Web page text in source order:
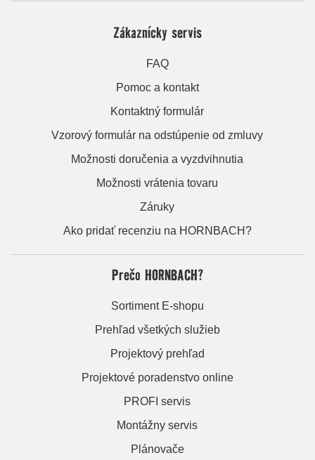
Zákaznícky servis
FAQ
Pomoc a kontakt
Kontaktný formulár
Vzorový formulár na odstúpenie od zmluvy
Možnosti doručenia a vyzdvihnutia
Možnosti vrátenia tovaru
Záruky
Ako pridať recenziu na HORNBACH?
Prečo HORNBACH?
Sortiment E-shopu
Prehľad všetkých služieb
Projektový prehľad
Projektové poradenstvo online
PROFI servis
Montážny servis
Plánovače